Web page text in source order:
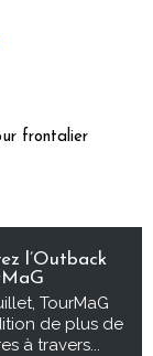
frontalier
l’Outback
TourMaG
de plus de
à travers...